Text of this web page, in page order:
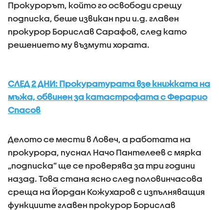
Прокурорът, който го освободи срещу
подписка, беше извикан при и.д. главен
прокурор Борислав Сарафов, след като
решението му възмути хората.
СЛЕД 2 ДНИ: Прокуратурата взе книжката на
мъжа, обвинен за катастрофата с Ферарио
Спасов
Делото се мести в Ловеч, а работата на
прокурора, пуснал Начо Пантелеев с мярка
„подписка” ще се проверява за три години
назад. Това стана ясно след половинчасова
среща на Йордан Кожухаров с изпълняващия
функциите главен прокурор Борислав